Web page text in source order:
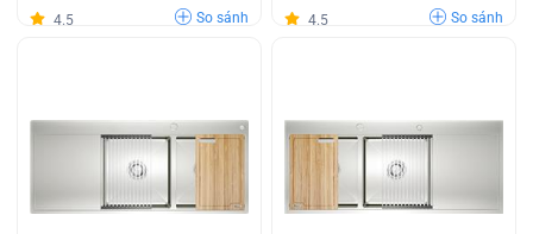
4.5 So sánh 4.5 So sánh